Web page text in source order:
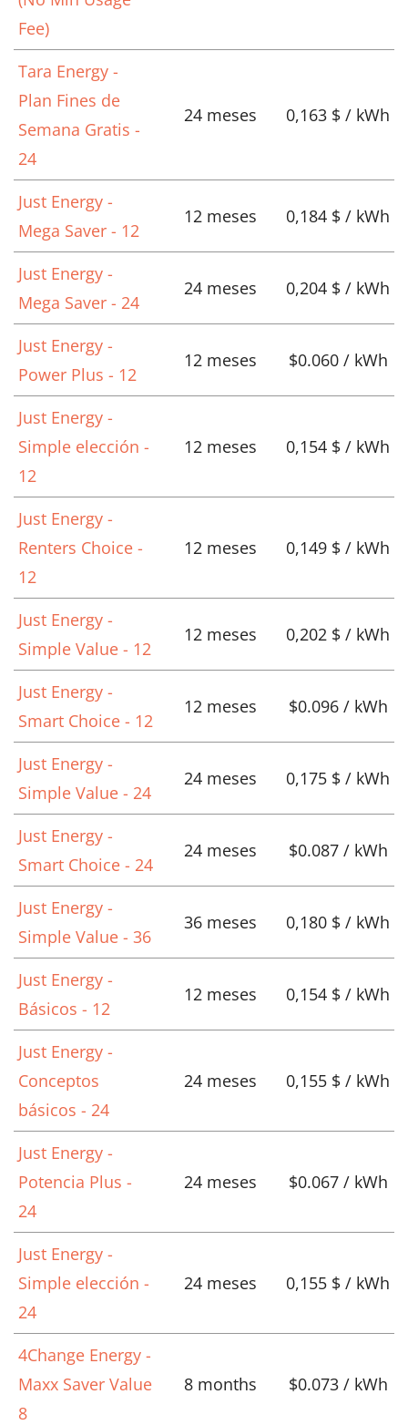
Fee)
Tara Energy -
Plan Fines de
Semana Gratis -
24
24 meses 0,163 $ / kWh
Just Energy -
Mega Saver - 12
12 meses 0,184 $ / kWh
Just Energy -
Mega Saver - 24
24 meses 0,204 $ / kWh
Just Energy -
Power Plus - 12
12 meses $0.060 / kWh
Just Energy -
Simple elección -
12
12 meses 0,154 $ / kWh
Just Energy -
Renters Choice -
12
12 meses 0,149 $ / kWh
Just Energy -
Simple Value - 12
12 meses 0,202 $ / kWh
Just Energy -
Smart Choice - 12
12 meses $0.096 / kWh
Just Energy -
Simple Value - 24
24 meses 0,175 $ / kWh
Just Energy -
Smart Choice - 24
24 meses $0.087 / kWh
Just Energy -
Simple Value - 36
36 meses 0,180 $ / kWh
Just Energy -
Básicos - 12
12 meses 0,154 $ / kWh
Just Energy -
Conceptos
básicos - 24
24 meses 0,155 $ / kWh
Just Energy -
Potencia Plus -
24
24 meses $0.067 / kWh
Just Energy -
Simple elección -
24
24 meses 0,155 $ / kWh
4Change Energy -
Maxx Saver Value
8
8 months $0.073 / kWh